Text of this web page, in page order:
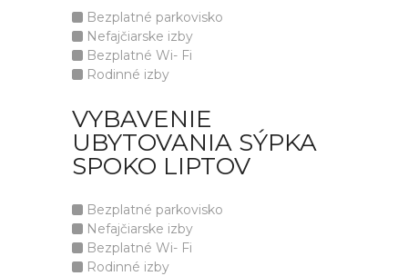
Bezplatné parkovisko
Nefajčiarske izby
Bezplatné Wi- Fi
Rodinné izby
VYBAVENIE
UBYTOVANIA SÝPKA
SPOKO LIPTOV
Bezplatné parkovisko
Nefajčiarske izby
Bezplatné Wi- Fi
Rodinné izby